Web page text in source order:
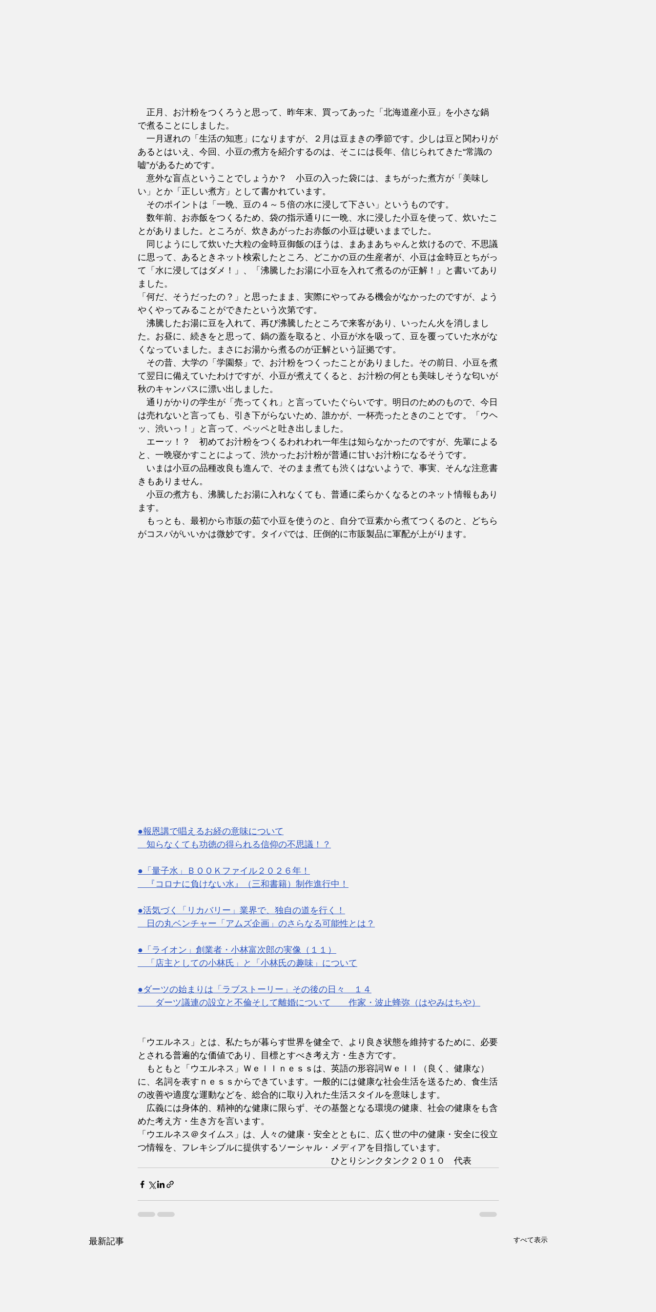
正月、お汁粉をつくろうと思って、昨年末、買ってあった「北海道産小豆」を小さな鍋
で煮ることにしました。
一月遅れの「生活の知恵」になりますが、２月は豆まきの季節です。少しは豆と関わりが
あるとはいえ、今回、小豆の煮方を紹介するのは、そこには長年、信じられてきた“常識の
嘘”があるためです。
意外な盲点ということでしょうか？　小豆の入った袋には、まちがった煮方が「美味し
い」とか「正しい煮方」として書かれています。
そのポイントは「一晩、豆の４～５倍の水に浸して下さい」というものです。
数年前、お赤飯をつくるため、袋の指示通りに一晩、水に浸した小豆を使って、炊いたこ
とがありました。ところが、炊きあがったお赤飯の小豆は硬いままでした。
同じようにして炊いた大粒の金時豆御飯のほうは、まあまあちゃんと炊けるので、不思議
に思って、あるときネット検索したところ、どこかの豆の生産者が、小豆は金時豆とちがっ
て「水に浸してはダメ！」、「沸騰したお湯に小豆を入れて煮るのが正解！」と書いてあり
ました。
「何だ、そうだったの？」と思ったまま、実際にやってみる機会がなかったのですが、よう
やくやってみることができたという次第です。
沸騰したお湯に豆を入れて、再び沸騰したところで来客があり、いったん火を消しまし
た。お昼に、続きをと思って、鍋の蓋を取ると、小豆が水を吸って、豆を覆っていた水がな
くなっていました。まさにお湯から煮るのが正解という証拠です。
その昔、大学の「学園祭」で、お汁粉をつくったことがありました。その前日、小豆を煮
て翌日に備えていたわけですが、小豆が煮えてくると、お汁粉の何とも美味しそうな匂いが
秋のキャンパスに漂い出しました。
通りがかりの学生が「売ってくれ」と言っていたぐらいです。明日のためのもので、今日
は売れないと言っても、引き下がらないため、誰かが、一杯売ったときのことです。「ウヘ
ッ、渋いっ！」と言って、ペッペと吐き出しました。
エーッ！？　初めてお汁粉をつくるわれわれ一年生は知らなかったのですが、先輩による
と、一晩寝かすことによって、渋かったお汁粉が普通に甘いお汁粉になるそうです。
いまは小豆の品種改良も進んで、そのまま煮ても渋くはないようで、事実、そんな注意書
きもありません。
小豆の煮方も、沸騰したお湯に入れなくても、普通に柔らかくなるとのネット情報もあり
ます。
もっとも、最初から市販の茹で小豆を使うのと、自分で豆素から煮てつくるのと、どちら
がコスパがいいかは微妙です。タイパでは、圧倒的に市販製品に軍配が上がります。
●報恩講で唱えるお経の意味について
知らなくても功徳の得られる信仰の不思議！？
●「量子水」ＢＯＯＫファイル２０２６年！
『コロナに負けない水』（三和書籍）制作進行中！
●活気づく「リカバリー」業界で、独自の道を行く！
日の丸ベンチャー「アムズ企画」のさらなる可能性とは？
●「ライオン」創業者・小林富次郎の実像（１１）
「店主としての小林氏」と「小林氏の趣味」について
●ダーツの始まりは「ラブストーリー」その後の日々　１４
ダーツ議連の設立と不倫そして離婚について　　作家・波止蜂弥（はやみはちや）
「ウエルネス」とは、私たちが暮らす世界を健全で、より良き状態を維持するために、必要
とされる普遍的な価値であり、目標とすべき考え方・生き方です。
もともと「ウエルネス」Ｗｅｌｌｎｅｓｓは、英語の形容詞Ｗｅｌｌ（良く、健康な）
に、名詞を表すｎｅｓｓからできています。一般的には健康な社会生活を送るため、食生活
の改善や適度な運動などを、総合的に取り入れた生活スタイルを意味します。
広義には身体的、精神的な健康に限らず、その基盤となる環境の健康、社会の健康をも含
めた考え方・生き方を言います。
「ウエルネス＠タイムス」は、人々の健康・安全とともに、広く世の中の健康・安全に役立
つ情報を、フレキシブルに提供するソーシャル・メディアを目指しています。
ひとりシンクタンク２０１０　代表
最新記事 すべて表示